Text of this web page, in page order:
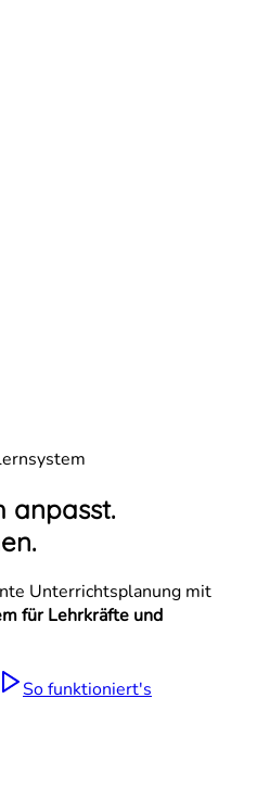
anpasst.
Unterrichtsplanung mit
für Lehrkräfte und
So funktioniert's